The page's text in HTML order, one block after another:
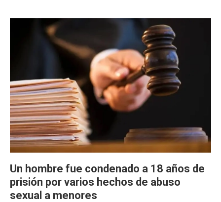
Un hombre fue condenado a 18 años de
prisión por varios hechos de abuso
sexual a menores